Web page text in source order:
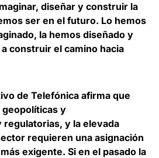
diseñar y construir la
ser en el futuro. Lo hemos
la hemos diseñado y
construir el camino hacia
de Telefónica afirma que
y
regulatorias, y la elevada
requieren una asignación
exigente. Si en el pasado la